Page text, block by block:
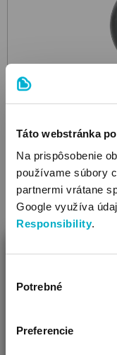
Táto webstránka
Na prispôsobenie
používame súbory
partnermi vrátane
Google využíva
Responsibility.
súhlasu
Potrebné
Preferencie
ABC DESIGN
Inner Tube 10 duša
Ďalšie farby: 2